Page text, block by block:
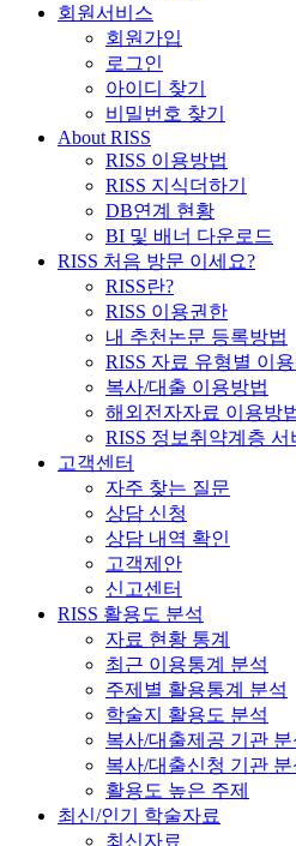
회원서비스
회원가입
로그인
아이디 찾기
비밀번호 찾기
About RISS
RISS 이용방법
RISS 지식더하기
DB연계 현황
BI 및 배너 다운로드
RISS 처음 방문 이세요?
RISS란?
RISS 이용권한
내 추천논문 등록방법
RISS 자료 유형별 이
복사/대출 이용방법
해외전자자료 이용방
RISS 정보취약계층 서
고객센터
자주 찾는 질문
상담 신청
상담 내역 확인
고객제안
신고센터
RISS 활용도 분석
자료 현황 통계
최근 이용통계 분석
주제별 활용통계 분석
학술지 활용도 분석
복사/대출제공 기관 분
복사/대출신청 기관 분
활용도 높은 주제
최신/인기 학술자료
최신자료